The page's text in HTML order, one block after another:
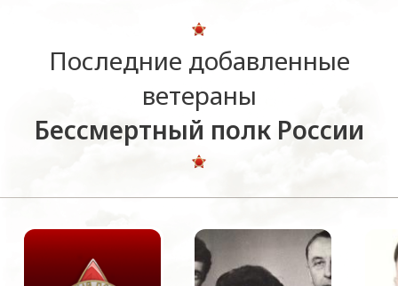
Последние добавленные
ветераны
Бессмертный полк России